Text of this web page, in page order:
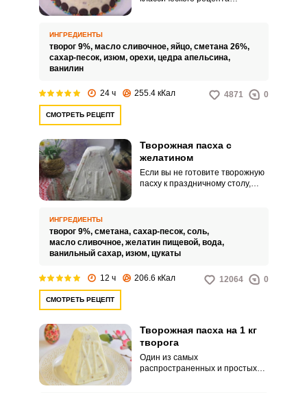
рецепту тонко сочетается вкус
творога с вкусовыми нотками и
ароматом цитрусовых.
ИНГРЕДИЕНТЫ
творог 9%, масло сливочное, яйцо, сметана 26%,
сахар-песок, изюм, орехи, цедра апельсина,
ванилин
24 ч 255.4 кКал 4871 0
СМОТРЕТЬ РЕЦЕПТ
Творожная пасха с
желатином
Если вы не готовите творожную
пасху к праздничному столу,
желатином. Такая пасха
гарантированно застынет
благодаря желирующим
свойствам желатина и порадует
вкусовыми качествами.
ИНГРЕДИЕНТЫ
творог 9%, сметана, сахар-песок, соль,
масло сливочное, желатин пищевой, вода,
ванильный сахар, изюм, цукаты
12 ч 206.6 кКал 12064 0
СМОТРЕТЬ РЕЦЕПТ
Творожная пасха на 1 кг
творога
Один из самых
распространенных и простых